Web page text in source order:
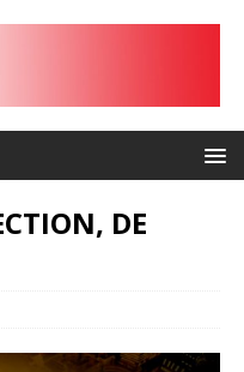
DE